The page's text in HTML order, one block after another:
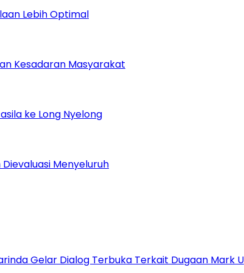
Lebih Optimal
Kesadaran Masyarakat
ke Long Nyelong
Menyeluruh
Gelar Dialog Terbuka Terkait Dugaan Mark